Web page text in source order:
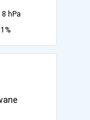
hPa